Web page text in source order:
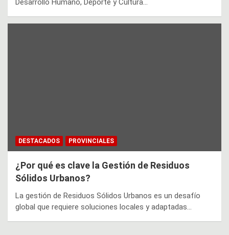
DESTACADOS PROVINCIALES
¿Por qué es clave la Gestión de Residuos
Sólidos Urbanos?
La gestión de Residuos Sólidos Urbanos es un desafío
global que requiere soluciones locales y adaptadas…